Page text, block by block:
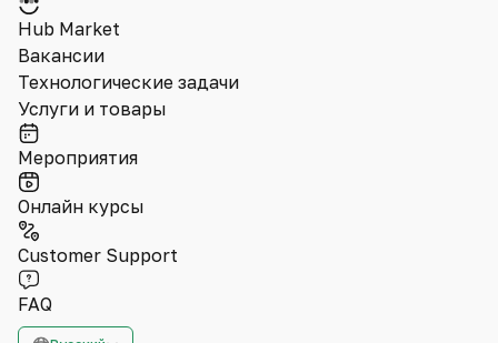
Hub Market
Вакансии
Технологические задачи
Услуги и товары
Мероприятия
Онлайн курсы
Customer Support
FAQ